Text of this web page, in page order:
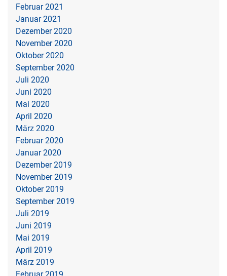
Februar 2021
Januar 2021
Dezember 2020
November 2020
Oktober 2020
September 2020
Juli 2020
Juni 2020
Mai 2020
April 2020
März 2020
Februar 2020
Januar 2020
Dezember 2019
November 2019
Oktober 2019
September 2019
Juli 2019
Juni 2019
Mai 2019
April 2019
März 2019